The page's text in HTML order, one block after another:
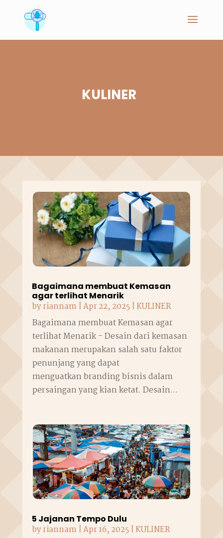
KULINER
Bagaimana membuat Kemasan
agar terlihat Menarik
byriannam|Apr 22, 2025|KULINER
Bagaimana membuat Kemasan agar
terlihat Menarik - Desain dari kemasan
makanan merupakan salah satu faktor
penunjang yang dapat
menguatkan branding bisnis dalam
persaingan yang kian ketat. Desain...
5 Jajanan Tempo Dulu
byriannam|Apr 16, 2025|KULINER